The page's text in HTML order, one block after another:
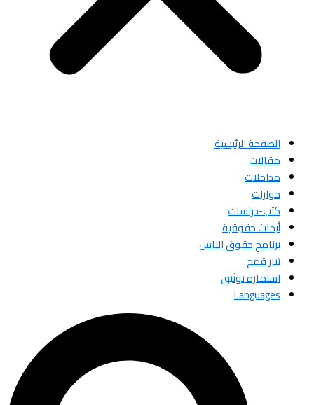
الصفحة الرئيسية
مقالات
مداخلات
حوارات
كتب-دراسات
أبحاث حقوقية
برنامج حقوق الناس
تيار قمح
استمارة توثيق
Languages